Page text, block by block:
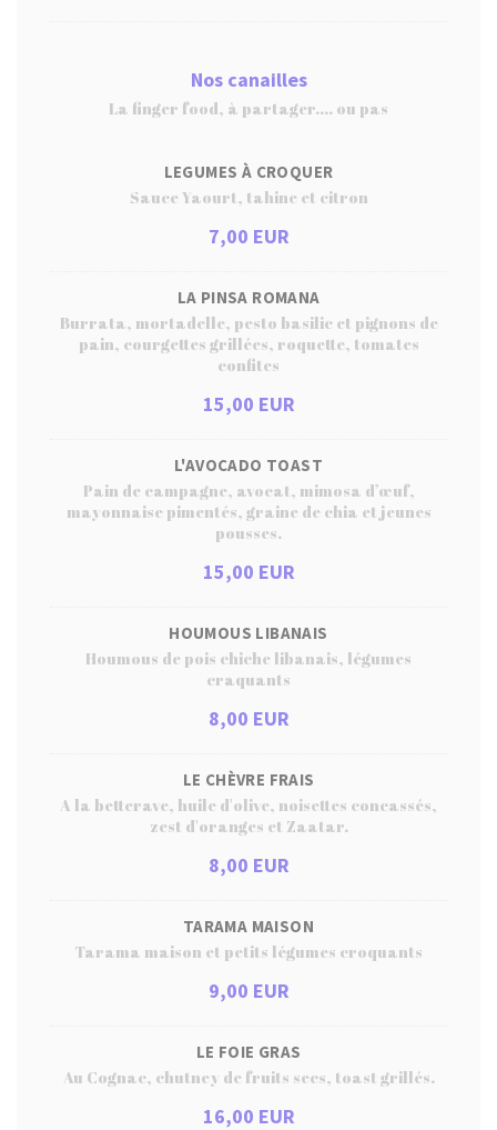
Nos canailles
La finger food, à partager.... ou pas
LEGUMES À CROQUER
Sauce Yaourt, tahine et citron
7,00 EUR
LA PINSA ROMANA
Burrata, mortadelle, pesto basilic et pignons de
pain, courgettes grillées, roquette, tomates
confites
15,00 EUR
L'AVOCADO TOAST
Pain de campagne, avocat, mimosa d’œuf,
mayonnaise pimentés, graine de chia et jeunes
pousses.
15,00 EUR
HOUMOUS LIBANAIS
Houmous de pois chiche libanais, légumes
craquants
8,00 EUR
LE CHÈVRE FRAIS
A la betterave, huile d'olive, noisettes concassés,
zest d'oranges et Zaatar.
8,00 EUR
TARAMA MAISON
Tarama maison et petits légumes croquants
9,00 EUR
LE FOIE GRAS
Au Cognac, chutney de fruits secs, toast grillés.
16,00 EUR